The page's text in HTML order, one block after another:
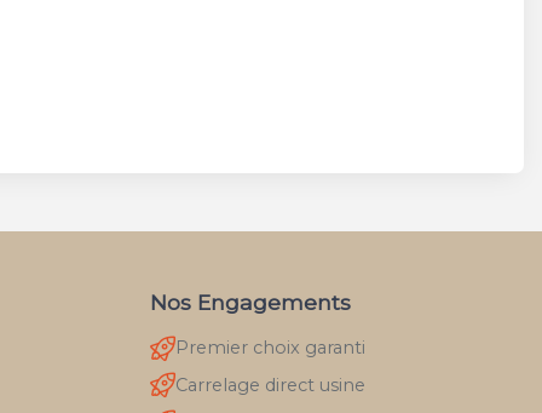
Nos Engagements
Premier choix garanti
Carrelage direct usine